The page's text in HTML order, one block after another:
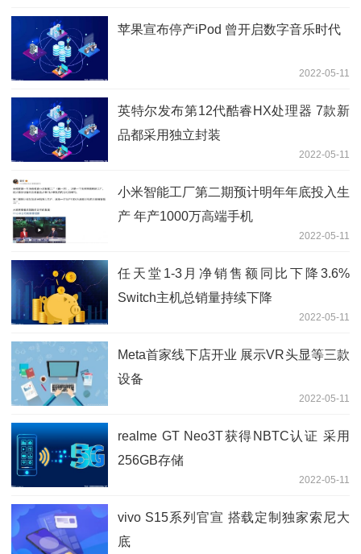
苹果宣布停产iPod 曾开启数字音乐时代
2022-05-11
英特尔发布第12代酷睿HX处理器 7款新
品都采用独立封装
2022-05-11
小米智能工厂第二期预计明年年底投入生
产 年产1000万高端手机
2022-05-11
任天堂1-3月净销售额同比下降3.6%
Switch主机总销量持续下降
2022-05-11
Meta首家线下店开业 展示VR头显等三款
设备
2022-05-11
realme GT Neo3T获得NBTC认证 采用
256GB存储
2022-05-11
vivo S15系列官宣 搭载定制独家索尼大
底